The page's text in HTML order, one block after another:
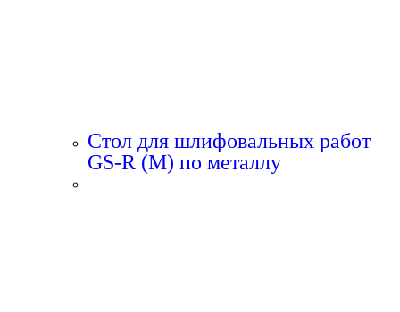
Стол для шлифовальных работ
GS-R (M) по металлу